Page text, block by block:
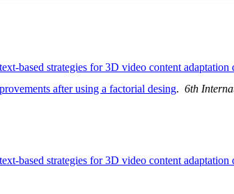
based strategies for 3D video content adaptation
after using a factorial desing.6th
based strategies for 3D video content adaptation